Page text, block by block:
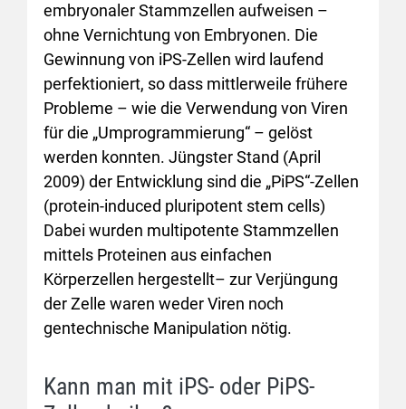
embryonaler Stammzellen aufweisen –
ohne Vernichtung von Embryonen. Die
Gewinnung von iPS-Zellen wird laufend
perfektioniert, so dass mittlerweile frühere
Probleme – wie die Verwendung von Viren
für die „Umprogrammierung“ – gelöst
werden konnten. Jüngster Stand (April
2009) der Entwicklung sind die „PiPS“-Zellen
(protein-induced pluripotent stem cells)
Dabei wurden multipotente Stammzellen
mittels Proteinen aus einfachen
Körperzellen hergestellt– zur Verjüngung
der Zelle waren weder Viren noch
gentechnische Manipulation nötig.
Kann man mit iPS- oder PiPS-